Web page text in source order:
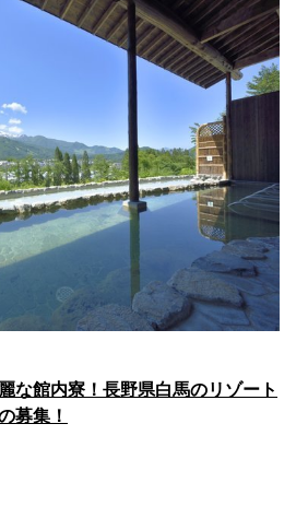
な館内寮！長野県白馬のリゾート
募集！